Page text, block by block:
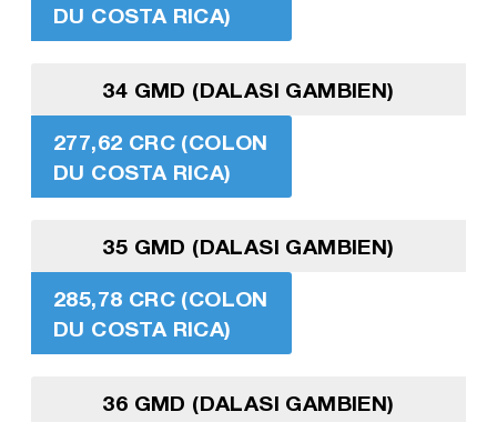
DU COSTA RICA)
34 GMD (DALASI GAMBIEN)
277,62 CRC (COLON
DU COSTA RICA)
35 GMD (DALASI GAMBIEN)
285,78 CRC (COLON
DU COSTA RICA)
36 GMD (DALASI GAMBIEN)